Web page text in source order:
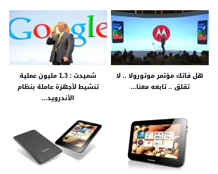
هل فاتك مؤتمر موتورولا .. لا
تقلق .. تابعه معنا...
شميدت : 1.3 مليون عملية
تنشيط لأجهزة عاملة بنظام
الأندرويد...